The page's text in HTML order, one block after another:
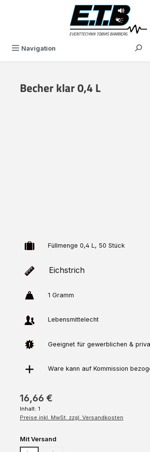
Navigation
Becher klar 0,4 L
Füllmenge 0,4 L, 50 Stück
Eichstrich
1 Gramm
Lebensmittelecht
Geeignet für gewerblichen &
Ware kann auf Kommission
16,66 €
Inhalt: 1
Preise inkl. MwSt. zzgl. Versandkosten
Mit Versand